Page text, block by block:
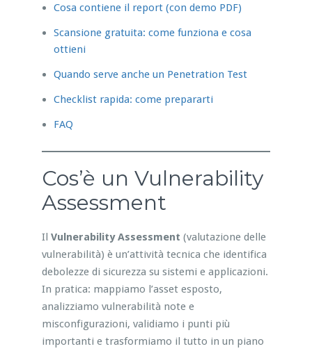
Cosa contiene il report (con demo PDF)
Scansione gratuita: come funziona e cosa
ottieni
Quando serve anche un Penetration Test
Checklist rapida: come prepararti
FAQ
Cos’è un Vulnerability
Assessment
Il Vulnerability Assessment (valutazione delle
vulnerabilità) è un’attività tecnica che identifica
debolezze di sicurezza su sistemi e applicazioni.
In pratica: mappiamo l’asset esposto,
analizziamo vulnerabilità note e
misconfigurazioni, validiamo i punti più
importanti e trasformiamo il tutto in un piano